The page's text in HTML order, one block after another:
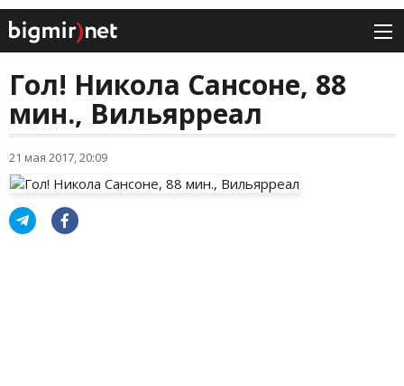
Гол! Никола Сансоне, 88
мин., Вильярреал
21 мая 2017, 20:09